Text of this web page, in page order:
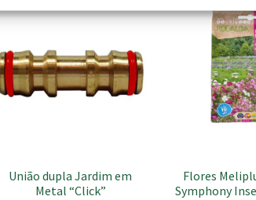
União dupla Jardim em
Metal “Click”
Flores
Symphony